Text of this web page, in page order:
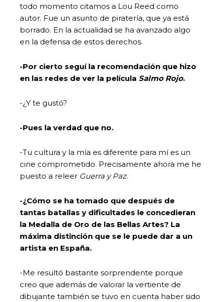
todo momento citamos a Lou Reed como
autor. Fue un asunto de piratería, que ya está
borrado. En la actualidad se ha avanzado algo
en la defensa de estos derechos.
-Por cierto seguí la recomendación que hizo
en las redes de ver la película Salmo Rojo.
-¿Y te gustó?
-Pues la verdad que no.
-Tu cultura y la mía es diferente para mí es un
cine comprometido. Precisamente ahora me he
puesto a releer Guerra y Paz.
-¿Cómo se ha tomado que después de
tantas batallas y dificultades le concedieran
la Medalla de Oro de las Bellas Artes? La
máxima distinción que se le puede dar a un
artista en España.
-Me resultó bastante sorprendente porque
creo que además de valorar la vertiente de
dibujante también se tuvo en cuenta haber sido